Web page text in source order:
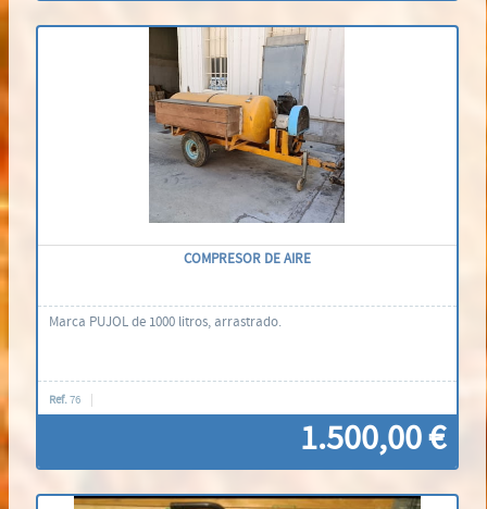
Contáctenos
COMPRESOR DE AIRE
Marca PUJOL de 1000 litros, arrastrado.
Ref.76
1.500,00 €